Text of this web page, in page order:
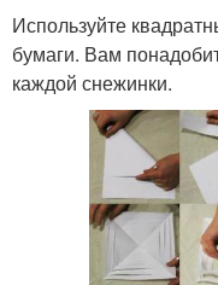
Используйте
бумаги. Вам
каждой снежинки.